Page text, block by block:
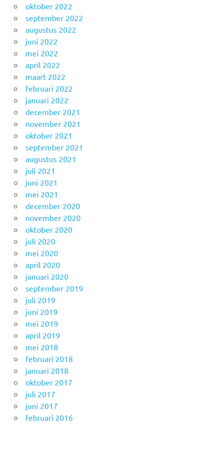
oktober 2022
september 2022
augustus 2022
juni 2022
mei 2022
april 2022
maart 2022
februari 2022
januari 2022
december 2021
november 2021
oktober 2021
september 2021
augustus 2021
juli 2021
juni 2021
mei 2021
december 2020
november 2020
oktober 2020
juli 2020
mei 2020
april 2020
januari 2020
september 2019
juli 2019
juni 2019
mei 2019
april 2019
mei 2018
februari 2018
januari 2018
oktober 2017
juli 2017
juni 2017
februari 2016